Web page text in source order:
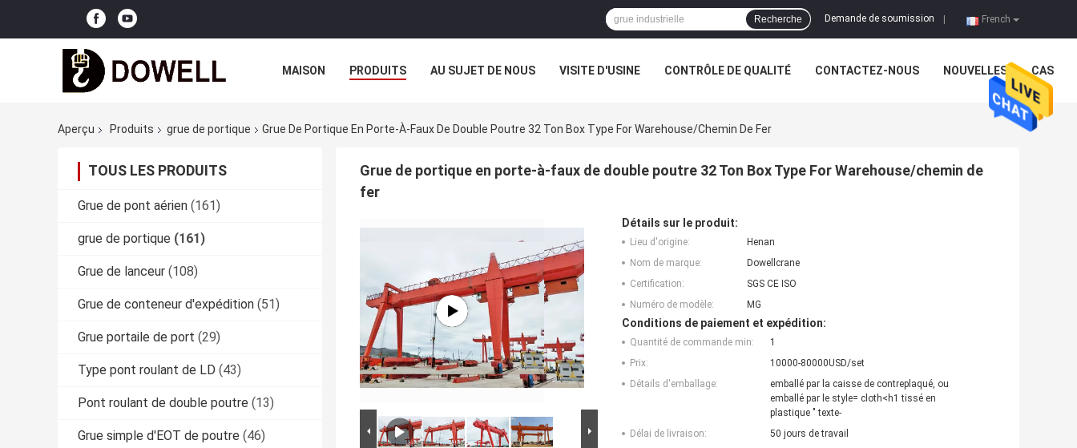
French
Demande de soumission
Recherche
MAISON PRODUITS AU SUJET DE NOUS VISITE D'USINE CONTRÔLE DE QUALITÉ CONTACTEZ-NOUS NOUVELLES CAS
Aperçu Produits grue de portique Grue De Portique En Porte-À-Faux De Double Poutre 32 Ton Box Type For Warehouse/chemin De Fer
TOUS LES PRODUITS
Grue de pont aérien (161)
grue de portique (161)
Grue de lanceur (108)
Grue de conteneur d'expédition (51)
Grue portaile de port (29)
Type pont roulant de LD (43)
Pont roulant de double poutre (13)
Grue simple d'EOT de poutre (46)
Grue de portique en porte-à-faux de double poutre 32 Ton Box Type For Warehouse/chemin de
fer
Détails sur le produit:
Lieu d'origine:
Henan
Nom de marque:
Dowellcrane
Certification:
SGS CE ISO
Numéro de modèle:
MG
Conditions de paiement et expédition:
Quantité de commande min:
1
Prix:
10000-80000USD/set
Détails d'emballage:
emballé par la caisse de contreplaqué, ou
emballé par le style= cloth<h1 tissé en
plastique " texte-
Délai de livraison:
50 jours de travail